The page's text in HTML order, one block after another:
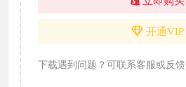
开通VIP
下载遇到问题？可联系客服或反馈